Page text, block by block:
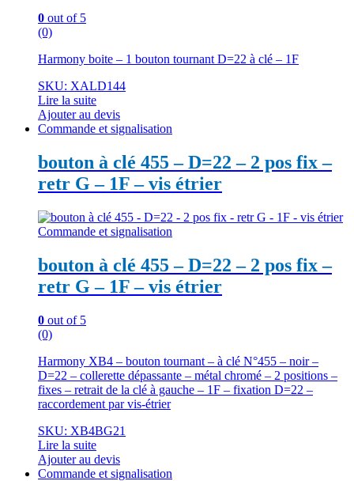
0 out of 5
(0)
Harmony boite – 1 bouton tournant D=22 à clé – 1F
SKU: XALD144
Lire la suite
Ajouter au devis
Commande et signalisation
bouton à clé 455 – D=22 – 2 pos fix –
retr G – 1F – vis étrier
Commande et signalisation
bouton à clé 455 – D=22 – 2 pos fix –
retr G – 1F – vis étrier
0 out of 5
(0)
Harmony XB4 – bouton tournant – à clé N°455 – noir –
D=22 – collerette dépassante – métal chromé – 2 positions –
fixes – retrait de la clé à gauche – 1F – fixation D=22 –
raccordement par vis-étrier
SKU: XB4BG21
Lire la suite
Ajouter au devis
Commande et signalisation